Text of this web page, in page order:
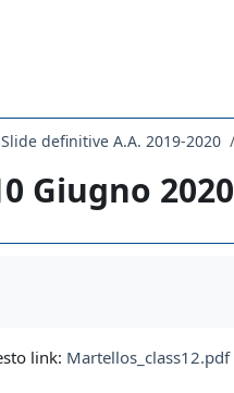
Slide definitive A.A. 2019-2020
Giugno 2020
link: Martellos_class12.pdf